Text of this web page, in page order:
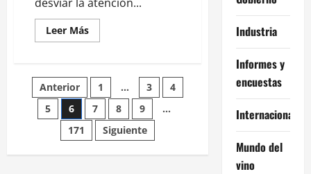
Leer MásLeer
más
patria
una
mala
costumbre,
veces
Paginación
de
entradas
Anterior 1 … 3
4
5
6 7 8 9
…
171
Siguiente
Industria
Informes y
encuestas
Internacional
Mundo del
vino